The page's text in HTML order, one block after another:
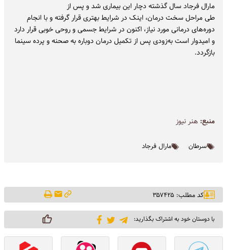
مارال فرجاد سال گذشته دچار این بیماری شد و پس از
طی مراحل سخت درمان، اینک در شرایط بهتری قرار گرفته و با انجام
دوره‌های درمانی مورد نیاز، اکنون در شرایط جسمی و روحی خوبی قرار دارد
و امیدوار است به‌زودی پس از تکمیل درمان دوباره به صحنه و پرده‌ سینما
بازگردد.
منبع: هنر نيوز
سرطان مارال فرجاد
کد مطلب: ۳۵۷۴۲۵
با دوستان خود به اشتراک بگذارید: